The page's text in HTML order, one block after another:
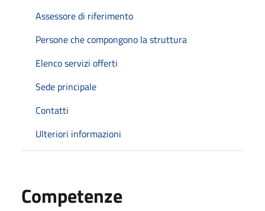
Assessore di riferimento
Persone che compongono la struttura
Elenco servizi offerti
Sede principale
Contatti
Ulteriori informazioni
Competenze